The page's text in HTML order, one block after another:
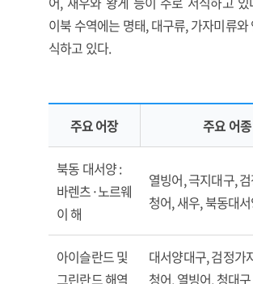
이북 수역에는 명태, 대구류, 가자미류와
식하고 있다.
북극해 및 주변 수역의 주요 어족 자원
주요 어장 주요 어종
북동 대서양 :
바렌츠·노르웨
이 해
열빙어, 극지대구,
청어, 새우, 북동대
아이슬란드 및
그린란드 해역
대서양대구, 검정가
청어, 열빙어, 청대구